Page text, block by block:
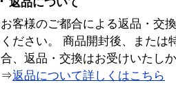
返品について
お客様のご都合による返品・交
ください。 商品開封後、または
合、返品・交換はお受けいたし
⇒返品について詳しくはこちら